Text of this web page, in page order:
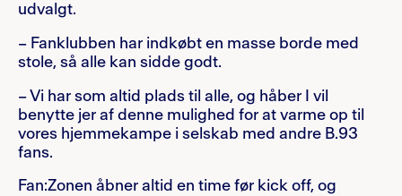
udvalgt.
– Fanklubben har indkøbt en masse borde med
stole, så alle kan sidde godt.
– Vi har som altid plads til alle, og håber I vil
benytte jer af denne mulighed for at varme op til
vores hjemmekampe i selskab med andre B.93
fans.
Fan:Zonen åbner altid en time før kick off, og